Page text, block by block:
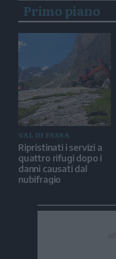
Primo piano
VAL DI FASSA
Ripristinati i servizi a
quattro rifugi dopo i
danni causati dal
nubifragio